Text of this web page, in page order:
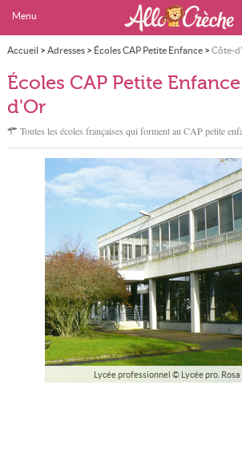
Menu
Accueil > Adresses> Écoles CAP Petite Enfance> Côte-
Écoles CAP Petite
d'Or
Toutes les écoles françaises qui forment au CAP petite
Lycée professionnel © Lycée pro.